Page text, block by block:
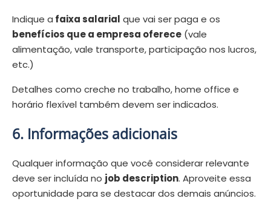
Indique a faixa salarial que vai ser paga e os
benefícios que a empresa oferece (vale
alimentação, vale transporte, participação nos lucros,
etc.)
Detalhes como creche no trabalho, home office e
horário flexível também devem ser indicados.
6. Informações adicionais
Qualquer informação que você considerar relevante
deve ser incluída no job description. Aproveite essa
oportunidade para se destacar dos demais anúncios.